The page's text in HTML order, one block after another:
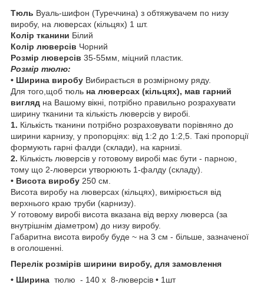
Тюль Вуаль-шифон (Туреччина) з обтяжувачем по низу
виробу, на люверсах (кільцях) 1 шт.
Колір тканини Білий
Колір люверсів Чорний
Розмір люверсів 35-55мм, міцний пластик.
Розмір тюлю:
• Ширина виробу Вибирається в розмірному ряду.
Для того,щоб тюль на люверсах (кільцях), мав гарний
вигляд на Вашому вікні, потрібно правильно розрахувати
ширину тканини та кількість люверсів у виробі.
1. Кількість тканини потрібно розраховувати порівняно до
ширини карнизу, у пропорціях: від 1:2 до 1:2,5. Такі пропорції
формують гарні фалди (склади), на карнизі.
2. Кількість люверсів у готовому виробі має бути - парною,
тому що 2-люверси утворюють 1-фалду (складу).
• Висота виробу 250 см.
Висота виробу на люверсах (кільцях), вимірюється від
верхнього краю труби (карнизу).
У готовому виробі висота вказана від верху люверса (за
внутрішнім діаметром) до низу виробу.
Габаритна висота виробу буде ~ на 3 см - більше, зазначеної
в оголошенні.
Перелік розмірів ширини виробу, для замовлення
• Ширина тюлю - 140 х 8-люверсів • 1шт